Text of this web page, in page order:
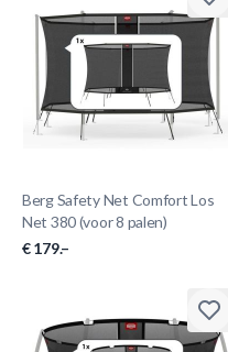
Berg Safety Net Comfort Los
Net 380 (voor 8 palen)
€ 179.–